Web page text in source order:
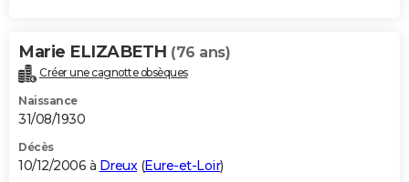
Marie ELIZABETH (76 ans)
Créer une cagnotte obsèques
Naissance
31/08/1930
Décès
10/12/2006 à Dreux(Eure-et-Loir)